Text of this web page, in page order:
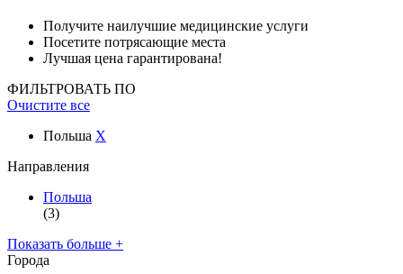
Получите наилучшие медицинские услуги
Посетите потрясающие места
Лучшая цена гарантирована!
ФИЛЬТРОВАТЬ ПО
Очистите все
Польша X
Направления
Польша
(3)
Показать больше +
Города